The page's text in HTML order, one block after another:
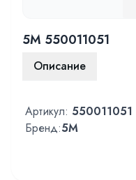
5M 550011051
Описание
Артикул: 550011051
Бренд:5M